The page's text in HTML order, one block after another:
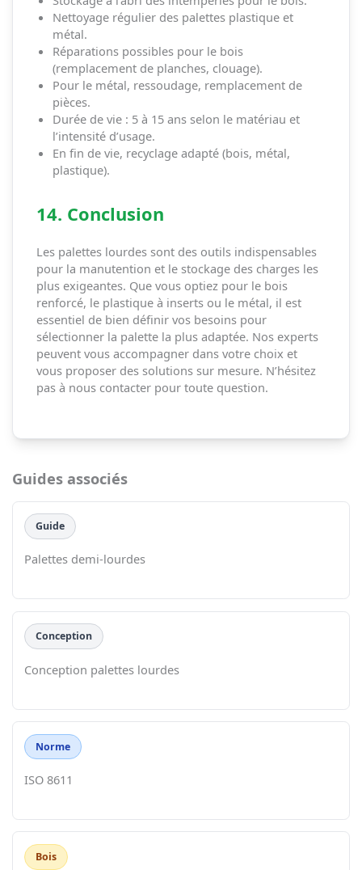
Nettoyage régulier des palettes plastique et
métal.
Réparations possibles pour le bois
(remplacement de planches, clouage).
Pour le métal, ressoudage, remplacement de
pièces.
Durée de vie : 5 à 15 ans selon le matériau et
l’intensité d’usage.
En fin de vie, recyclage adapté (bois, métal,
plastique).
14. Conclusion
Les palettes lourdes sont des outils indispensables
pour la manutention et le stockage des charges les
plus exigeantes. Que vous optiez pour le bois
renforcé, le plastique à inserts ou le métal, il est
essentiel de bien définir vos besoins pour
sélectionner la palette la plus adaptée. Nos experts
peuvent vous accompagner dans votre choix et
vous proposer des solutions sur mesure. N’hésitez
pas à nous contacter pour toute question.
Guides associés
Guide
Palettes demi-lourdes
Conception
Conception palettes lourdes
Norme
ISO 8611
Bois